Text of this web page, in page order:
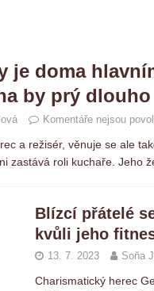
je doma
by prý
Komentáře nejsou
a režisér, věnuje se ale
zastává roli kuchaře. Jeho
Blízcí přátelé
kvůli jeho
13. 7. 2023 Soňa
Charismatický herec